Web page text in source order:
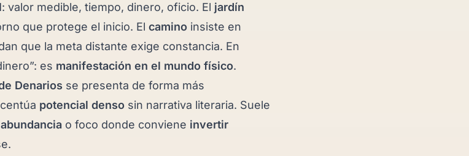
: valor medible, tiempo, dinero, oficio. El jardín
que protege el inicio. El camino insiste en
que la meta distante exige constancia. En
es manifestación en el mundo físico.
Denarios se presenta de forma más
potencial denso sin narrativa literaria. Suele
o foco donde conviene invertir